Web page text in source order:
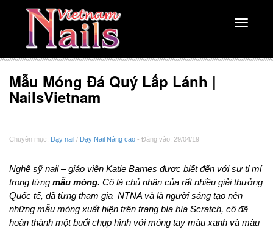
Toggle
Mẫu Móng Đá Quý Lấp Lánh |
NailsVietnam
Chuyên mục: Dạy nail / Dạy Nail Nâng cao - Đăng vào: 29/04/19
Nghệ sỹ nail – giáo viên Katie Barnes được biết đến với sự tỉ mỉ
trong từng mẫu móng. Cô là chủ nhân của rất nhiều giải thưởng
Quốc tế, đã từng tham gia NTNA và là người sáng tạo nên
những mẫu móng xuất hiện trên trang bìa bìa Scratch, cô đã
hoàn thành một buổi chụp hình với móng tay màu xanh và màu